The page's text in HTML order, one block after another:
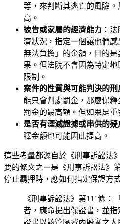
等，來判斷其逃亡的風險
高。
被告或家屬的經濟能力 ：
濟狀況，指定一個讓他們
無法負擔」的金額，目的
果。但法院不會因為特定
限制。
案件的性質與可能判決的刑
能只會判處罰金，那麼保
罰金的最高額。但如果是重
是否有湮滅證據或串供的疑
釋金額也可能因此提高。
這些考量都源自於《刑事訴訟法
要的條文之一是《刑事訴訟法》
停止羈押時，應如何指定保證方
《刑事訴訟法》第111條：
者，應命提出保證書，並
證書以該管區域內殷實之